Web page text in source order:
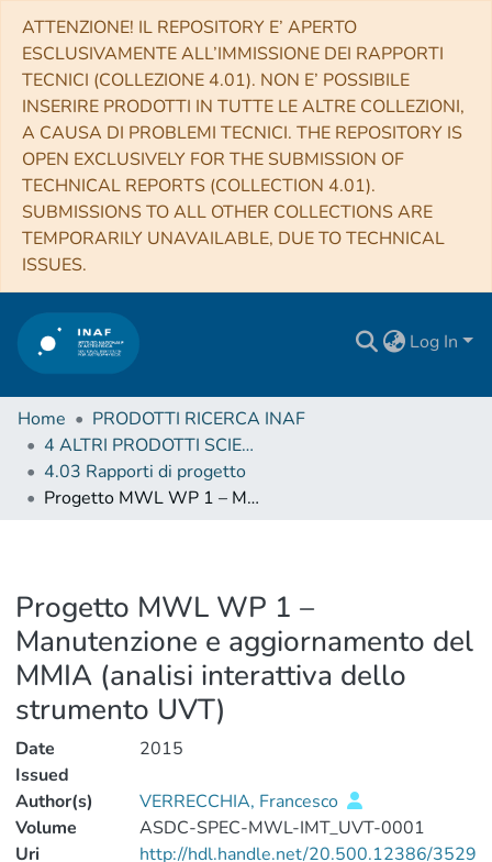
ATTENZIONE! IL REPOSITORY E’ APERTO
ESCLUSIVAMENTE ALL’IMMISSIONE DEI RAPPORTI
TECNICI (COLLEZIONE 4.01). NON E’ POSSIBILE
INSERIRE PRODOTTI IN TUTTE LE ALTRE COLLEZIONI,
A CAUSA DI PROBLEMI TECNICI. THE REPOSITORY IS
OPEN EXCLUSIVELY FOR THE SUBMISSION OF
TECHNICAL REPORTS (COLLECTION 4.01).
SUBMISSIONS TO ALL OTHER COLLECTIONS ARE
TEMPORARILY UNAVAILABLE, DUE TO TECHNICAL
ISSUES.
Log In
Home
PRODOTTI RICERCA INAF
4 ALTRI PRODOTTI SCIENTIFICI (Other scientific products)
4.03 Rapporti di progetto
Progetto MWL WP 1 – Manutenzione e aggiornamento del MMIA (analisi interattiva dello strumento UVT)
Progetto MWL WP 1 –
Manutenzione e aggiornamento del
MMIA (analisi interattiva dello
strumento UVT)
Date
Issued
2015
Author(s)
VERRECCHIA, Francesco
Volume
ASDC-SPEC-MWL-IMT_UVT-0001
Uri
http://hdl.handle.net/20.500.12386/3529